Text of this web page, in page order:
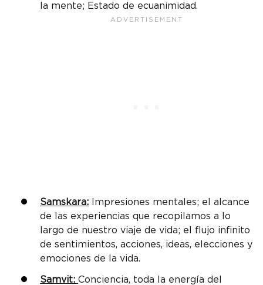
la mente; Estado de ecuanimidad.
Samskara: Impresiones mentales; el alcance
de las experiencias que recopilamos a lo
largo de nuestro viaje de vida; el flujo infinito
de sentimientos, acciones, ideas, elecciones y
emociones de la vida.
Samvit: Conciencia, toda la energía del